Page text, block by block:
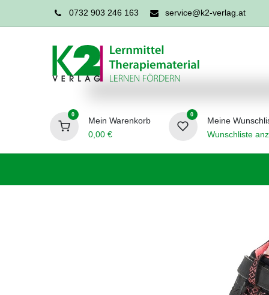
0732 903 246 163 service@k2-verlag.at
0
Mein Warenkorb
0,00€
0
Meine
Wunschliste